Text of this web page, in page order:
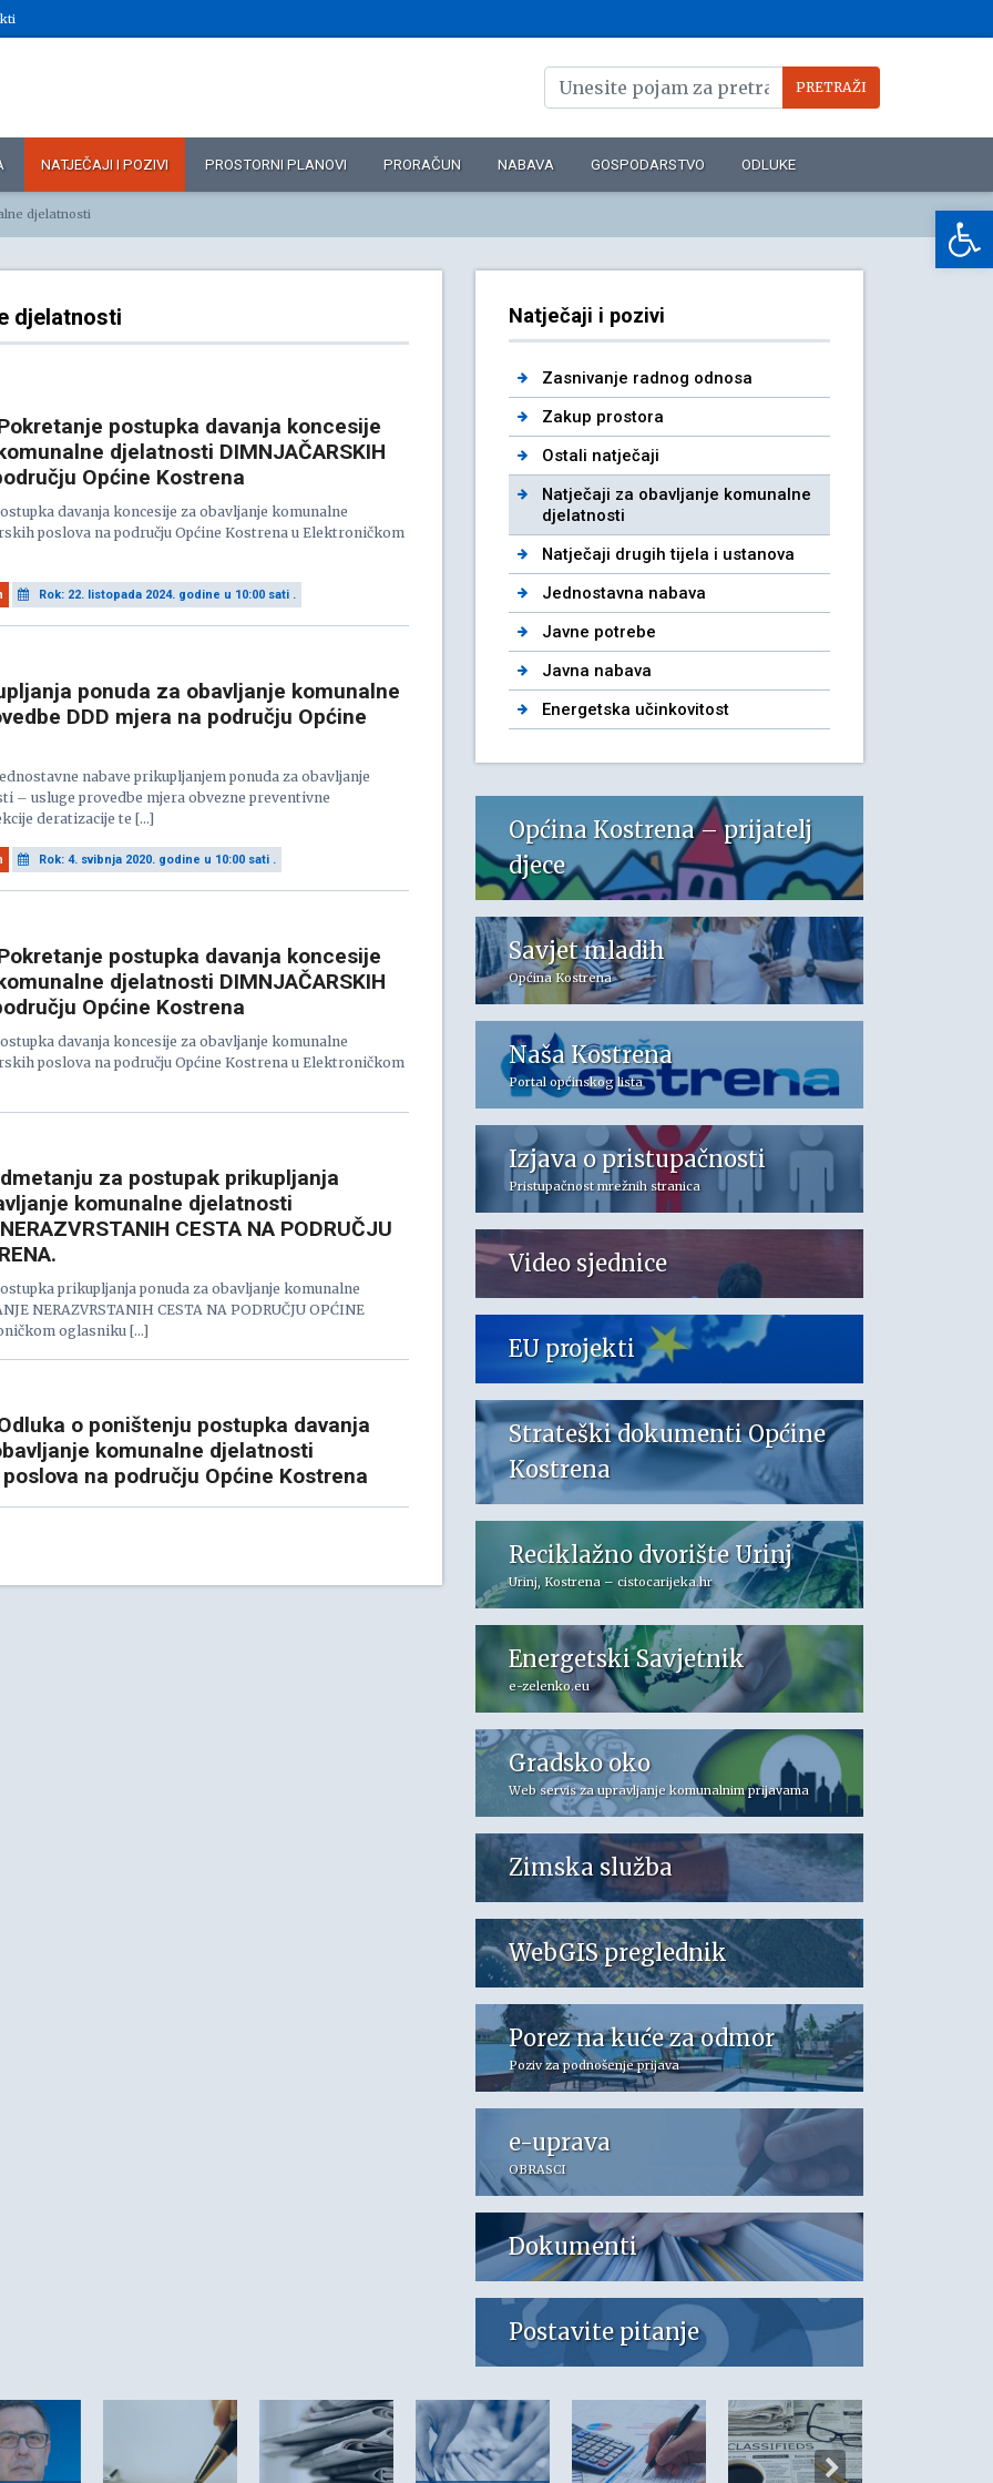
NATJEČAJI I POZIVI PROSTORNI PLANOVI PRORAČUN NABAVA GOSPODARSTVO ODLUKE
djelatnosti
djelatnosti
postupka davanja koncesije
djelatnosti DIMNJAČARSKIH
Općine Kostrena
davanja koncesije za obavljanje komunalne
poslova na području Općine Kostrena u Elektroničkom
Rok: 22. listopada 2024. godine u 10:00 sati .
ponuda za obavljanje komunalne
DDD mjera na području Općine
nabave prikupljanjem ponuda za obavljanje
– usluge provedbe mjera obvezne preventivne
deratizacije te […]
Rok: 4. svibnja 2020. godine u 10:00 sati .
postupka davanja koncesije
djelatnosti DIMNJAČARSKIH
Općine Kostrena
davanja koncesije za obavljanje komunalne
poslova na području Općine Kostrena u Elektroničkom
za postupak prikupljanja
komunalne djelatnosti
CESTA NA PODRUČJU
prikupljanja ponuda za obavljanje komunalne
NERAZVRSTANIH CESTA NA PODRUČJU OPĆINE
oglasniku […]
o poništenju postupka davanja
komunalne djelatnosti
na području Općine Kostrena
Natječaji i pozivi
Zasnivanje radnog odnosa
Zakup prostora
Ostali natječaji
Natječaji za obavljanje komunalne
djelatnosti
Natječaji drugih tijela i ustanova
Jednostavna nabava
Javne potrebe
Javna nabava
Energetska učinkovitost
Općina Kostrena – prijatelj
djece
Savjet mladih
Općina Kostrena
Naša Kostrena
Portal općinskog lista
Izjava o pristupačnosti
Pristupačnost mrežnih stranica
Video sjednice
EU projekti
Strateški dokumenti Općine
Kostrena
Reciklažno dvorište Urinj
Urinj, Kostrena – cistocarijeka.hr
Energetski Savjetnik
e-zelenko.eu
Gradsko oko
Web servis za upravljanje komunalnim prijavama
Zimska služba
WebGIS preglednik
Porez na kuće za odmor
Poziv za podnošenje prijava
e-uprava
OBRASCI
Dokumenti
Postavite pitanje